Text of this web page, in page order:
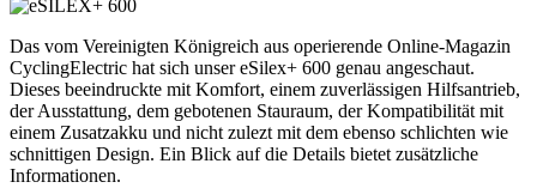
Das vom Vereinigten Königreich aus operierende Online-Magazin
CyclingElectric hat sich unser eSilex+ 600 genau angeschaut.
Dieses beeindruckte mit Komfort, einem zuverlässigen Hilfsantrieb,
der Ausstattung, dem gebotenen Stauraum, der Kompatibilität mit
einem Zusatzakku und nicht zulezt mit dem ebenso schlichten wie
schnittigen Design. Ein Blick auf die Details bietet zusätzliche
Informationen.